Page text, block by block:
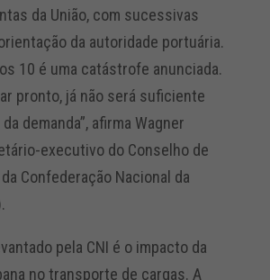
da União, com sucessivas
da autoridade portuária.
10 é uma catástrofe anunciada.
pronto, já não será suficiente
demanda”, afirma Wagner
executivo do Conselho de
Confederação Nacional da
pela CNI é o impacto da
no transporte de cargas. A